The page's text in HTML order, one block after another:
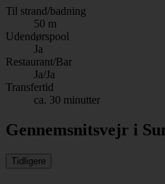
Til strand/badning
50 m
Udendørspool
Ja
Restaurant/Bar
Ja/Ja
Transfertid
ca. 30 minutter
Gennemsnitsvejr i
Tidligere